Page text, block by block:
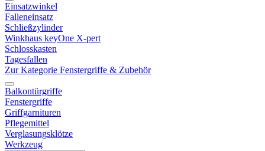
Einsatzwinkel
Falleneinsatz
Schließzylinder
Winkhaus keyOne X-pert
Schlosskasten
Tagesfallen
Zur Kategorie Fenstergriffe & Zubehör
Balkontürgriffe
Fenstergriffe
Griffgarnituren
Pflegemittel
Verglasungsklötze
Werkzeug